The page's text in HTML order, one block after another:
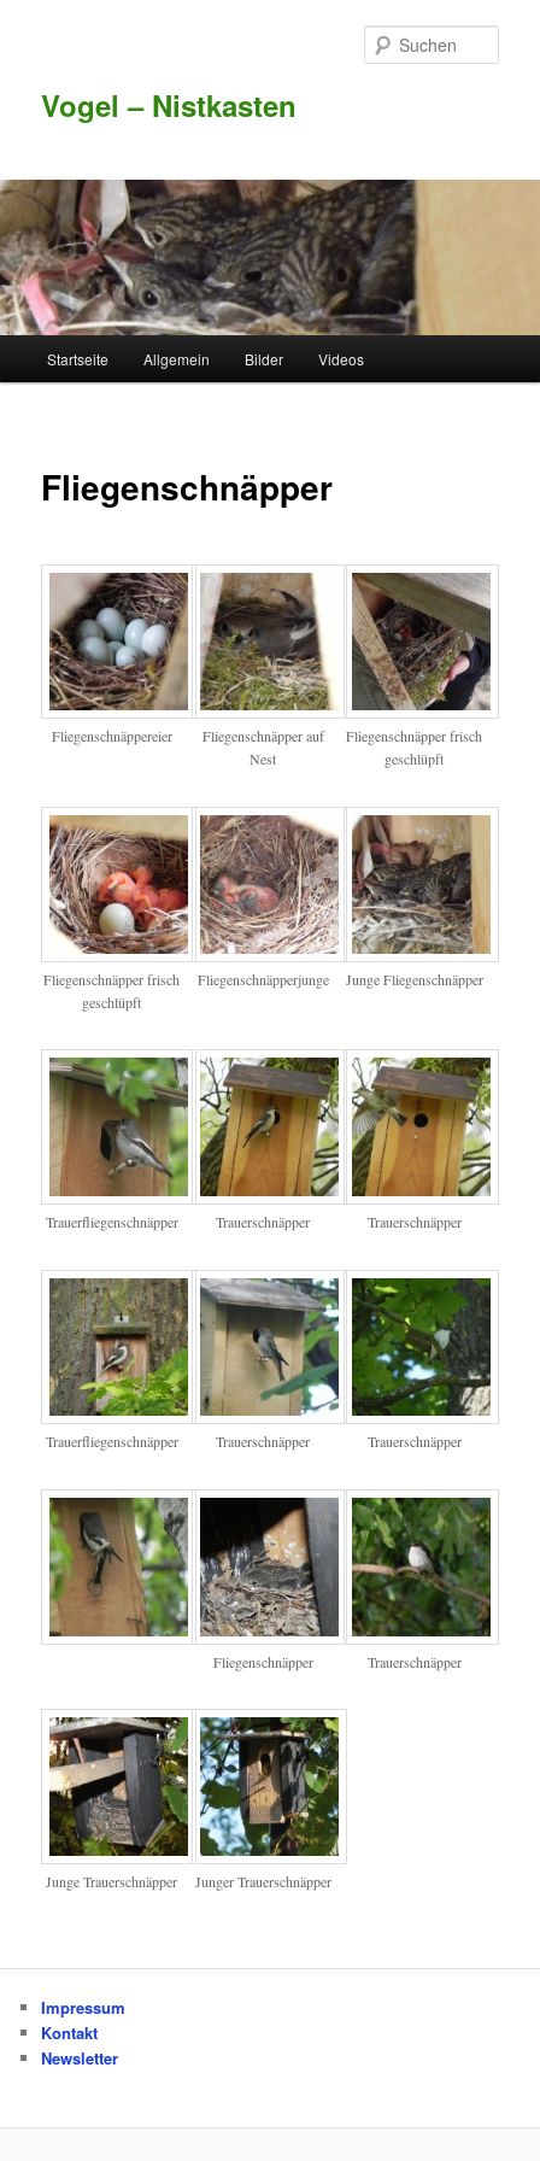
Vogel – Nistkasten
Zum Inhalt wechseln
Zum sekundären Inhalt wechseln
Startseite Allgemein Bilder Videos
Fliegenschnäpper
Fliegenschnäppereier
Fliegenschnäpper auf
Nest
Fliegenschnäpper frisch
geschlüpft
Fliegenschnäpper frisch
geschlüpft
Fliegenschnäpperjunge Junge Fliegenschnäpper
Trauerfliegenschnäpper Trauerschnäpper Trauerschnäpper
Trauerfliegenschnäpper Trauerschnäpper Trauerschnäpper
Fliegenschnäpper Trauerschnäpper
Junge Trauerschnäpper Junger Trauerschnäpper
Impressum
Kontakt
Newsletter